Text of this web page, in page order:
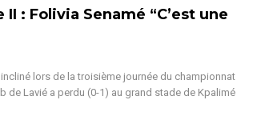
: Folivia Senamé “C’est une
lors de la troisième journée du championnat
Lavié a perdu (0-1) au grand stade de Kpalimé